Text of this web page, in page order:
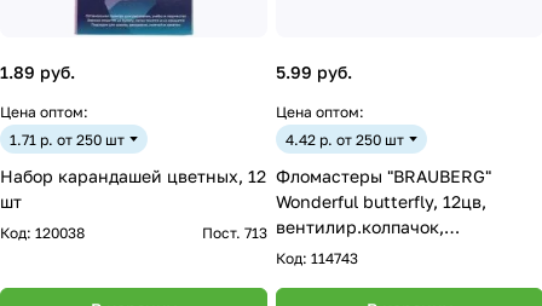
1.89 руб.
Цена оптом:
1.71 р. от 250 шт
Набор карандашей цветных, 12
шт
Код: 120038 Пост. 713
5.99 руб.
Цена оптом:
4.42 р. от 250 шт
Фломастеры "BRAUBERG"
Wonderful butterfly, 12цв,
вентилир.колпачок,
пласт.упаковка
Код: 114743